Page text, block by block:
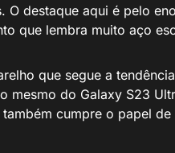
O destaque aqui é pelo
que lembra muito aço
que segue a
mesmo do Galaxy S23
cumpre o papel